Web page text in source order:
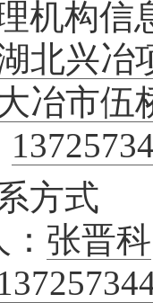
机构信
北兴冶
冶市伍
方式
张晋科